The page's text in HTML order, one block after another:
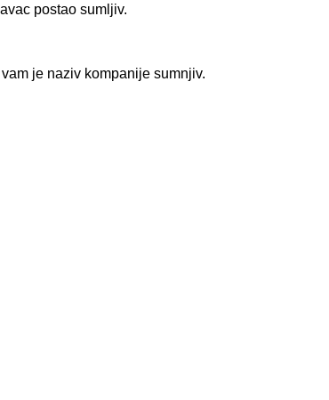
postao sumljiv.
je naziv kompanije sumnjiv.